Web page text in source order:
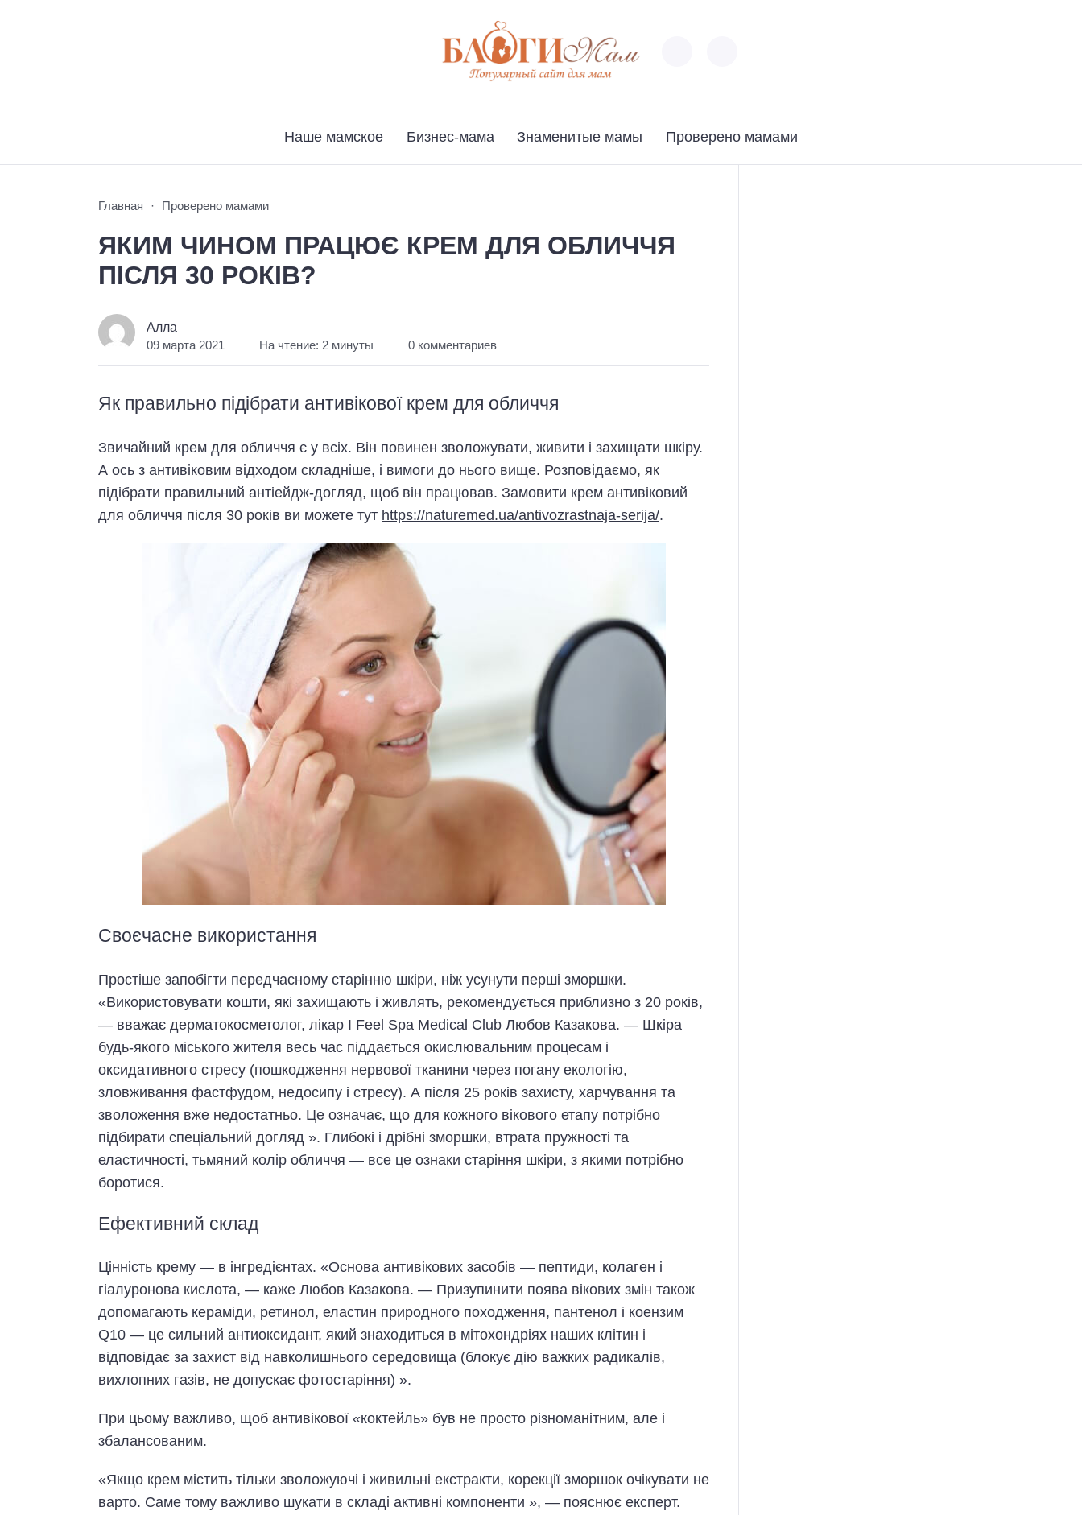
Наше мамское Бизнес-мама Знаменитые мамы Проверено мамами
Главная Проверено мамами
ЯКИМ ЧИНОМ ПРАЦЮЄ КРЕМ ДЛЯ ОБЛИЧЧЯ
ПІСЛЯ 30 РОКІВ?
Алла
09 марта 2021 На чтение: 2 минуты 0 комментариев
Як правильно підібрати антивікової крем для обличчя
Звичайний крем для обличчя є у всіх. Він повинен зволожувати, живити і захищати шкіру.
А ось з антивіковим відходом складніше, і вимоги до нього вище. Розповідаємо, як
підібрати правильний антіейдж-догляд, щоб він працював. Замовити крем антивiковий
для обличчя пiсля 30 рокiв ви можете тут https://naturemed.ua/antivozrastnaja-serija/.
Своєчасне використання
Простіше запобігти передчасному старінню шкіри, ніж усунути перші зморшки.
«Використовувати кошти, які захищають і живлять, рекомендується приблизно з 20 років,
— вважає дерматокосметолог, лікар I Feel Spa Medical Club Любов Казакова. — Шкіра
будь-якого міського жителя весь час піддається окислювальним процесам і
оксидативного стресу (пошкодження нервової тканини через погану екологію,
зловживання фастфудом, недосипу і стресу). А після 25 років захисту, харчування та
зволоження вже недостатньо. Це означає, що для кожного вікового етапу потрібно
підбирати спеціальний догляд ». Глибокі і дрібні зморшки, втрата пружності та
еластичності, тьмяний колір обличчя — все це ознаки старіння шкіри, з якими потрібно
боротися.
Ефективний склад
Цінність крему — в інгредієнтах. «Основа антивікових засобів — пептиди, колаген і
гіалуронова кислота, — каже Любов Казакова. — Призупинити поява вікових змін також
допомагають кераміди, ретинол, еластин природного походження, пантенол і коензим
Q10 — це сильний антиоксидант, який знаходиться в мітохондріях наших клітин і
відповідає за захист від навколишнього середовища (блокує дію важких радикалів,
вихлопних газів, не допускає фотостаріння) ».
При цьому важливо, щоб антивікової «коктейль» був не просто різноманітним, але і
збалансованим.
«Якщо крем містить тільки зволожуючі і живильні екстракти, корекції зморшок очікувати не
варто. Саме тому важливо шукати в складі активні компоненти », — пояснює експерт.